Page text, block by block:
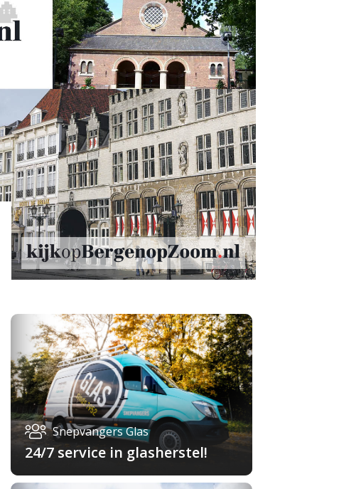
Snepvangers Glas
24/7 service in glasherstel!